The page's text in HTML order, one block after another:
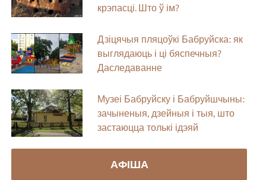
крэпасці. Што ў ім?
Дзіцячыя пляцоўкі Бабруйска: як
выглядаюць і ці бяспечныя?
Даследаванне
Музеі Бабруйску і Бабруйшчыны:
зачыненыя, дзейныя і тыя, што
застаюцца толькі ідэяй
АФІША